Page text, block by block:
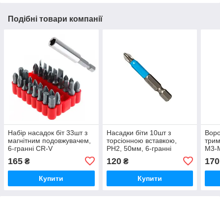
Подібні товари компанії
Набір насадок біт 33шт з
магнітним подовжувачем,
6-гранні CR-V
165 ₴
Купити
Насадки біти 10шт з
торсіонною вставкою,
PH2, 50мм, 6-гранні
120₴
Купити
М3-
170